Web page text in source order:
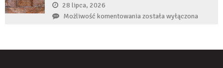
zaczyna
28 lipca, 2026
Możliwość komentowaniaCzy
została wyłączona